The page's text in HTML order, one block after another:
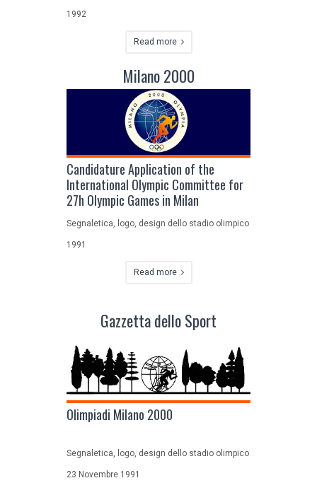
1992
Read more
Milano 2000
Candidature Application of the
International Olympic Committee for
27h Olympic Games in Milan
Segnaletica, logo, design dello stadio olimpico
1991
Read more
Gazzetta dello Sport
Olimpiadi Milano 2000
Segnaletica, logo, design dello stadio olimpico
23 Novembre 1991